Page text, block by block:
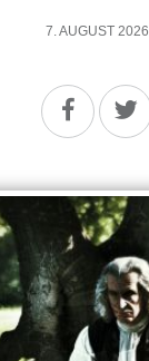
7. AUGUST 2026